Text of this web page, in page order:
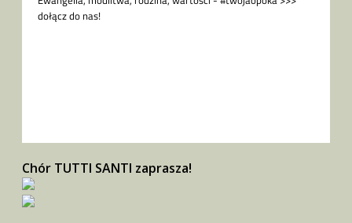
Chór TUTTI SANTI zaprasza!